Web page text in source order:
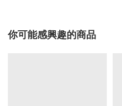
你可能感興趣的商品